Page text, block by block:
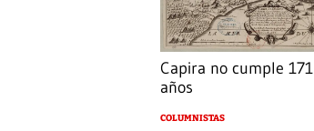
Capira no cumple 171
años
COLUMNISTAS